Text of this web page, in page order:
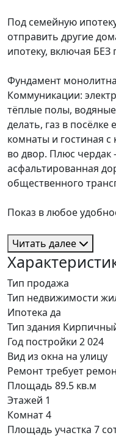
Под семейную
отправить другие
ипотеку, включая БЕЗ
Фундамент
Коммуникации:
тёплые полы,
делать, газ в
комнаты и гостиная
во двор. Плюс чердак
асфальтированная
общественного
Показ в любое
Читать далее
Тип продажа
Тип недвижимости
Ипотека да
Тип здания
Год постройки 2 024
Вид из окна на улицу
Ремонттребует
Площадь 89.5 кв.м
Этажей 1
Комнат4
Площадь участка 7